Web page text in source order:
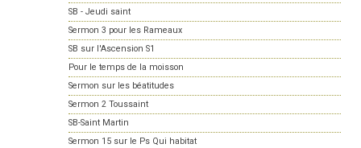
SB - Jeudi saint
Sermon 3 pour les Rameaux
SB sur l'Ascension S1
Pour le temps de la moisson
Sermon sur les béatitudes
Sermon 2 Toussaint
SB-Saint Martin
Sermon 15 sur le Ps Qui habitat